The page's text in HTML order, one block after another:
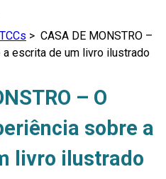
> CASA DE MONSTRO –
escrita de um livro ilustrado
– O
sobre a
livro ilustrado